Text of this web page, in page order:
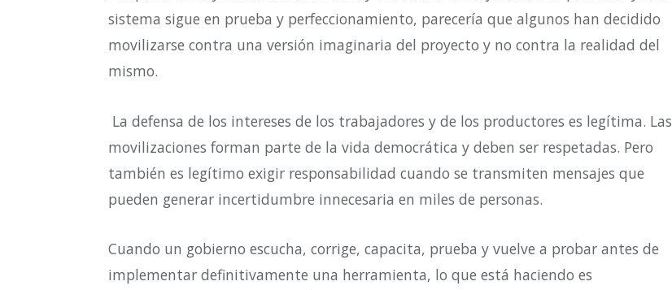
sistema sigue en prueba y perfeccionamiento, parecería que algunos han decidido
movilizarse contra una versión imaginaria del proyecto y no contra la realidad del
mismo.
La defensa de los intereses de los trabajadores y de los productores es legítima. Las
movilizaciones forman parte de la vida democrática y deben ser respetadas. Pero
también es legítimo exigir responsabilidad cuando se transmiten mensajes que
pueden generar incertidumbre innecesaria en miles de personas.
Cuando un gobierno escucha, corrige, capacita, prueba y vuelve a probar antes de
implementar definitivamente una herramienta, lo que está haciendo es